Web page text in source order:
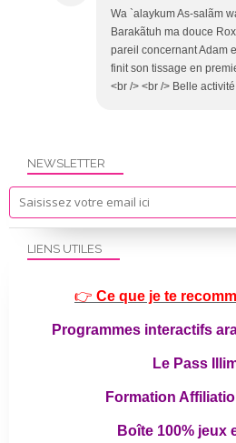
Wa `alaykum As-salãm
Barakãtuh ma douce
pareil concernant Adam
finit son tissage en
<br /> <br /> Belle
NEWSLETTER
LIENS UTILES
👉 Ce que je te
Programmes interactifs
Le Pass
Formation
Boîte 100% jeux